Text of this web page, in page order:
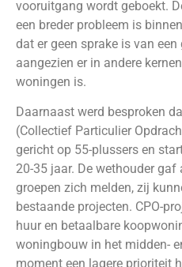
vooruitgang wordt geboekt.
een breder probleem is
dat er geen sprake is van
aangezien er in andere
woningen is.
Daarnaast werd besproken
(Collectief Particulier
gericht op 55-plussers en
20-35 jaar. De wethouder gaf
groepen zich melden, zij
bestaande projecten. CPO-
huur en betaalbare
woningbouw in het midden-
moment een lagere prioriteit